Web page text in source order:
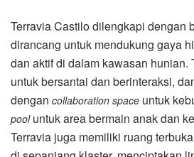
Terravia Castilo dilengkapi dengan
dirancang untuk mendukung gaya
dan aktif di dalam kawasan hunian.
untuk bersantai dan berinteraksi,
dengan collaboration space untuk
pooluntuk area bermain anak dan
Terravia juga memiliki ruang